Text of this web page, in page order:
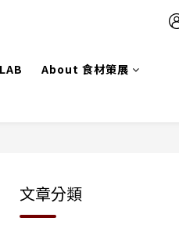
About 食材策展
文章分類